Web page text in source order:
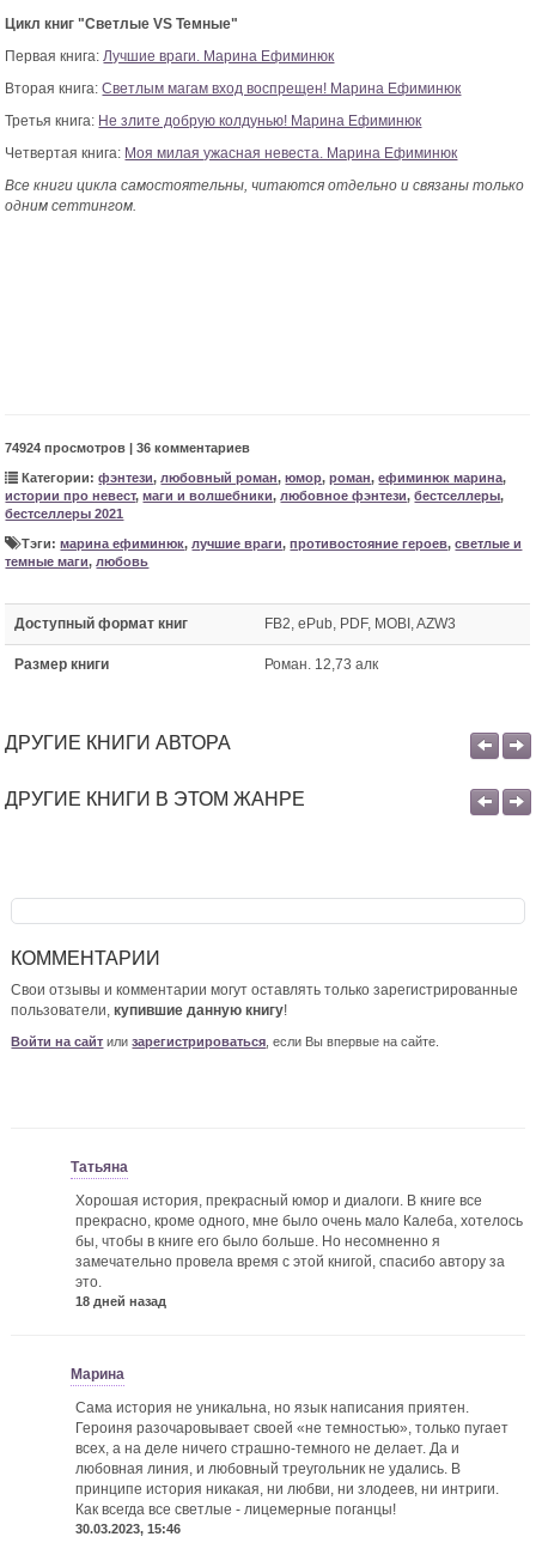
Цикл книг "Светлые VS Темные"
Первая книга:Лучшие враги. Марина Ефиминюк
Вторая книга:Светлым магам вход воспрещен! Марина Ефиминюк
Третья книга: Не злите добрую колдунью! Марина Ефиминюк
Четвертая книга: Моя милая ужасная невеста. Марина Ефиминюк
Все книги цикла самостоятельны, читаются отдельно и связаны только
одним сеттингом.
74924 просмотров | 36 комментариев
Категории:фэнтези, любовный роман,юмор,роман,ефиминюк марина,
истории про невест,маги и волшебники, любовное фэнтези,бестселлеры,
бестселлеры 2021
Тэги:марина ефиминюк, лучшие враги,противостояние героев,светлые и
темные маги, любовь
Доступный формат книг FB2, ePub, PDF, MOBI, AZW3
Размер книги Роман. 12,73 алк
ДРУГИЕ КНИГИ АВТОРА
ДРУГИЕ КНИГИ В ЭТОМ ЖАНРЕ
КОММЕНТАРИИ
Свои отзывы и комментарии могут оставлять только зарегистрированные
пользователи,купившие данную книгу!
Войти на сайт илизарегистрироваться , если Вы впервые на сайте.
Татьяна
Хорошая история, прекрасный юмор и диалоги. В книге все
прекрасно, кроме одного, мне было очень мало Калеба, хотелось
бы, чтобы в книге его было больше. Но несомненно я
замечательно провела время с этой книгой, спасибо автору за
это.
18 дней назад
Марина
Сама история не уникальна, но язык написания приятен.
Героиня разочаровывает своей «не темностью», только пугает
всех, а на деле ничего страшно-темного не делает. Да и
любовная линия, и любовный треугольник не удались. В
принципе история никакая, ни любви, ни злодеев, ни интриги.
Как всегда все светлые - лицемерные поганцы!
30.03.2023, 15:46